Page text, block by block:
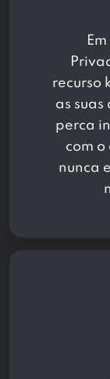
recurso
as
perca
com o
nunca